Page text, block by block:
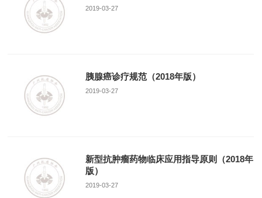
2019-03-27
胰腺癌诊疗规范（2018年版）
2019-03-27
新型抗肿瘤药物临床应用指导原则（2018年
版）
2019-03-27